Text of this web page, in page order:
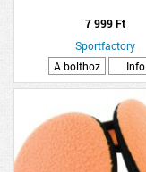
7 999 Ft
Sportfactory
A bolthoz
Info